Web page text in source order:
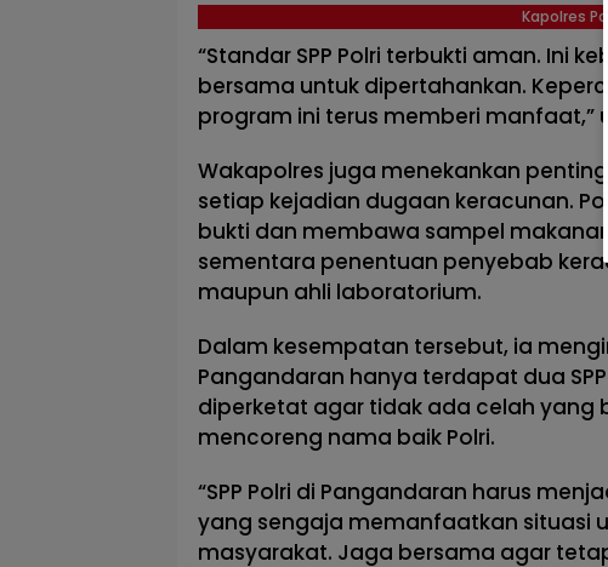
Kapolres
“Standar SPP Polri terbukti aman. Ini
bersama untuk dipertahankan.
program ini terus memberi manfaat,”
Wakapolres juga menekankan
setiap kejadian dugaan keracunan.
bukti dan membawa sampel
sementara penentuan penyebab
maupun ahli laboratorium.
Dalam kesempatan tersebut, ia
Pangandaran hanya terdapat dua
diperketat agar tidak ada celah yang
mencoreng nama baik Polri.
“SPP Polri di Pangandaran harus
yang sengaja memanfaatkan situasi
masyarakat. Jaga bersama agar